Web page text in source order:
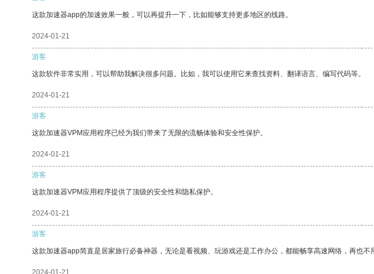
这款加速器app的加速效果一般，可以再提升一下，比如能够支持更多地区的线路。
2024-01-21
游客
这款软件非常实用，可以帮助我解决很多问题。比如，我可以使用它来查找资料、翻译语言、编写代码等。
2024-01-21
游客
这款加速器VPM应用程序已经为我们带来了无限的流畅体验和安全性保护。
2024-01-21
游客
这款加速器VPM应用程序提供了顶级的安全性和隐私保护。
2024-01-21
游客
这款加速器app简直是居家旅行必备神器，无论是看视频、玩游戏还是工作办公，都能畅享高速网络，再也不
2024-01-21